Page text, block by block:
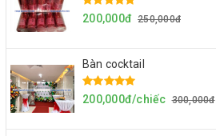
200,000đ 250,000đ
Bàn cocktail
200,000đ/chiếc 300,000đ